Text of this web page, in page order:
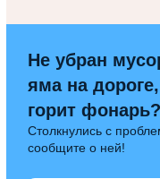
Не убран
яма на
горит фонарь?
Столкнулись с
сообщите о ней!